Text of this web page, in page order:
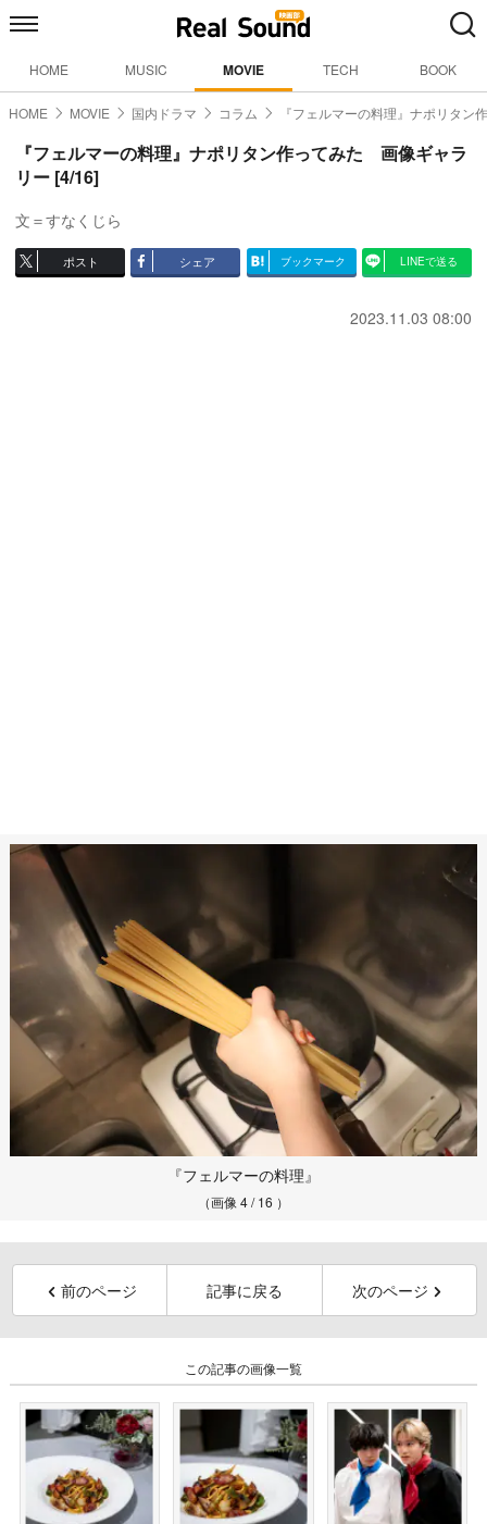
HOME MUSIC MOVIE TECH BOOK
HOME MOVIE 国内ドラマ コラム 『フェルマーの料理』ナポリタン
『フェルマーの料理』ナポリタン作ってみた 画像ギャラ
リー [4/16]
文＝すなくじら
ポスト シェア ブックマーク LINEで送る
2023.11.03 08:00
『フェルマーの料理』
（画像 4 / 16 ）
前のページ 記事に戻る 次のページ
この記事の画像一覧